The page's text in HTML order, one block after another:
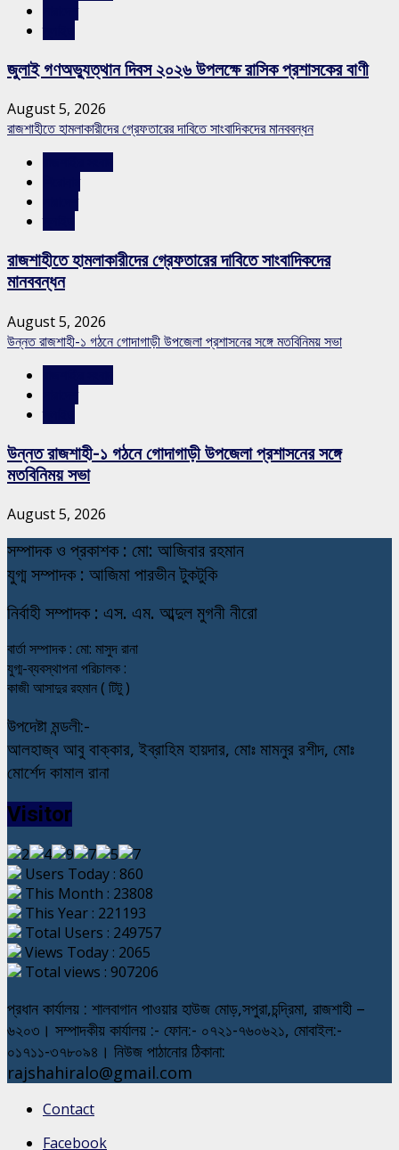
জুলাই গণঅভ্যুত্থান দিবস ২০২৬ উপলক্ষে রাসিক প্রশাসকের বাণী
August 5, 2026
রাজশাহীতে হামলাকারীদের গ্রেফতারের দাবিতে সাংবাদিকদের মানববন্ধন
রাজশাহীতে হামলাকারীদের গ্রেফতারের দাবিতে সাংবাদিকদের
মানববন্ধন
August 5, 2026
উন্নত রাজশাহী-১ গঠনে গোদাগাড়ী উপজেলা প্রশাসনের সঙ্গে মতবিনিময় সভা
উন্নত রাজশাহী-১ গঠনে গোদাগাড়ী উপজেলা প্রশাসনের সঙ্গে
মতবিনিময় সভা
August 5, 2026
সম্পাদক ও প্রকাশক : মো: আজিবার রহমান
যুগ্ম সম্পাদক : আজিমা পারভীন টুকটুকি
নির্বাহী সম্পাদক : এস. এম. আব্দুল মুগনী নীরো
বার্তা সম্পাদক : মো: মাসুদ রানা
যুগ্ম-ব্যবস্থাপনা পরিচালক :
কাজী আসাদুর রহমান ( টিটু )
উপদেষ্টা মন্ডলী:-
আলহাজ্ব আবু বাক্কার, ইব্রাহিম হায়দার, মোঃ মামনুর রশীদ, মোঃ
মোর্শেদ কামাল রানা
Visitor
Users Today : 860
This Month : 23808
This Year : 221193
Total Users : 249757
Views Today : 2065
Total views : 907206
প্রধান কার্যালয় : শালবাগান পাওয়ার হাউজ মোড়,সপুরা,চন্দ্রিমা, রাজশাহী –
৬২০৩। সম্পাদকীয় কার্যালয় :- ফোন:- ০৭২১-৭৬০৬২১, মোবাইল:-
০১৭১১-৩৭৮০৯৪। নিউজ পাঠানোর ঠিকানা:
rajshahiralo@gmail.com
Contact
Facebook